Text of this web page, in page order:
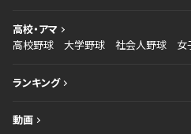
高校・アマ
高校野球
大学野球 社会人野球 女
ランキング
動画